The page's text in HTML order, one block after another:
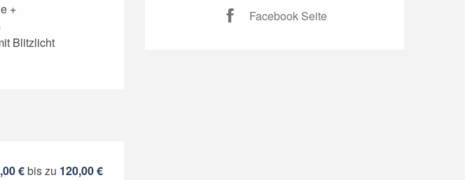
Facebook Seite
+
Blitzlicht
€bis zu 120,00 €